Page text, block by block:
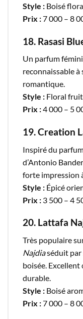
Style : Boisé
Prix :7 000 – 8
18. Rasasi
Un parfum
reconnaissable
romantique.
Style : Floral
Prix :4 000 – 5
19. Creation
Inspiré du
d’Antonio
forte impression
Style : Épicé
Prix : 3 500 – 4
20. Lattafa
Très populaire
Najdiaséduit par
boisée.
durable.
Style : Boisé
Prix :7 000 – 8